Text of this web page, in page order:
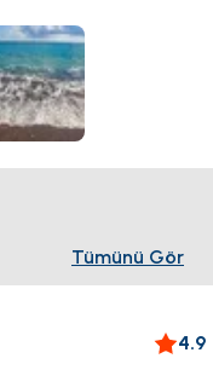
Tümünü Gör
4.9